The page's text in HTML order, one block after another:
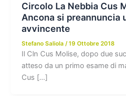
Circolo La Nebbia Cus
Ancona si preannuncia
avvincente
Stefano Saliola/19 Ottobre 2018
Il Cln Cus Molise, dopo due
atteso da un primo esame di
Cus […]